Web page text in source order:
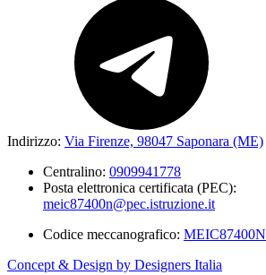
Indirizzo: Via Firenze, 98047 Saponara (ME)
Centralino: 0909941778
Posta elettronica certificata (PEC):
meic87400n@pec.istruzione.it
Codice meccanografico: MEIC87400N
Concept & Design by Designers Italia